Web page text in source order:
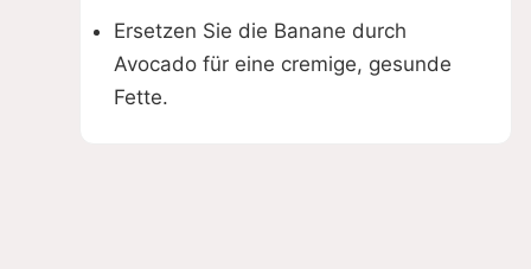
Ersetzen Sie die Banane durch
Avocado für eine cremige, gesunde
Fette.